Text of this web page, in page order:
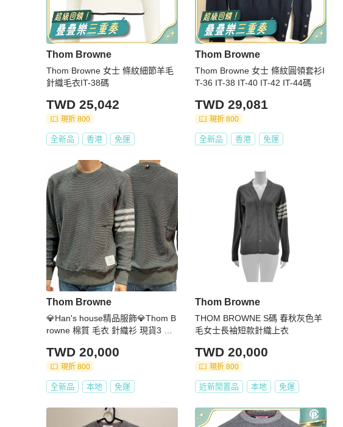
Thom Browne
Thom Browne 女士 條紋細節羊毛
針織毛衣IT-38碼
TWD 25,042
現折 800
全新品 香港 免運
Thom Browne
Thom Browne 女士 條紋圓領套衫I
T-36 IT-38 IT-40 IT-42 IT-44碼
TWD 29,081
現折 800
全新品 香港 免運
Thom Browne
💎Han's house精品服飾💎Thom B
rowne 棉質 毛衣 針織衫 現貨3 原
TWD 20,000
現折 800
全新品 本地 免運
Thom Browne
THOM BROWNE S碼 春秋灰色羊
毛女士長袖短款針織上衣
TWD 20,000
現折 800
近新閒置品 本地 免運